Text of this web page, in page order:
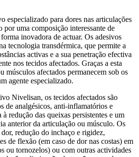
especializado para dores nas articulações
por uma composição interessante de
inovadora de actuar. Os adesivos
tecnologia transdérmica, que permite a
activas e a sua penetração efectiva
nos tecidos afectados. Graças a esta
músculos afectados permanecem sob os
agente especializado.
Nivelisan, os tecidos afectados são
de analgésicos, anti-inflamatórios e
redução das queixas persistentes e um
anterior da articulação ou músculo. Os
redução do inchaço e rigidez,
de flexão (em caso de dor nas costas) em
ou tornozelos) ou com outras actividades